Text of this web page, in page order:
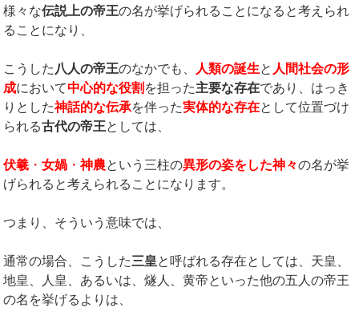
様々な伝説上の帝王の名が挙げられることになると考えられ
ることになり、
こうした 八人の帝王のなかでも、 人類の誕生と 人間社会の形
成において中心的な役割 を担った主要な存在であり、はっき
りとした神話的な伝承を伴った実体的な存在として位置づけ
られる古代の帝王としては、
伏羲 ・女媧 ・神農という三柱の異形の姿をした神々の名が挙
げられると考えられることになります。
つまり、そういう意味では、
通常の場合、こうした三皇と呼ばれる存在としては、天皇、
地皇、人皇、あるいは、燧人、黄帝といった他の五人の帝王
の名を挙げるよりは、